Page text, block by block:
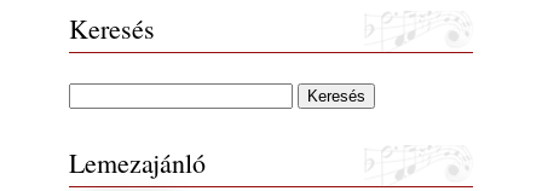
Keresés
Lemezajánló